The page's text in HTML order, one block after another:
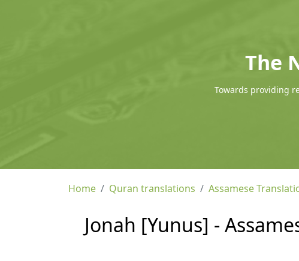
The
Towards providing
Home Quran translations Assamese
Jonah [Yunus] -